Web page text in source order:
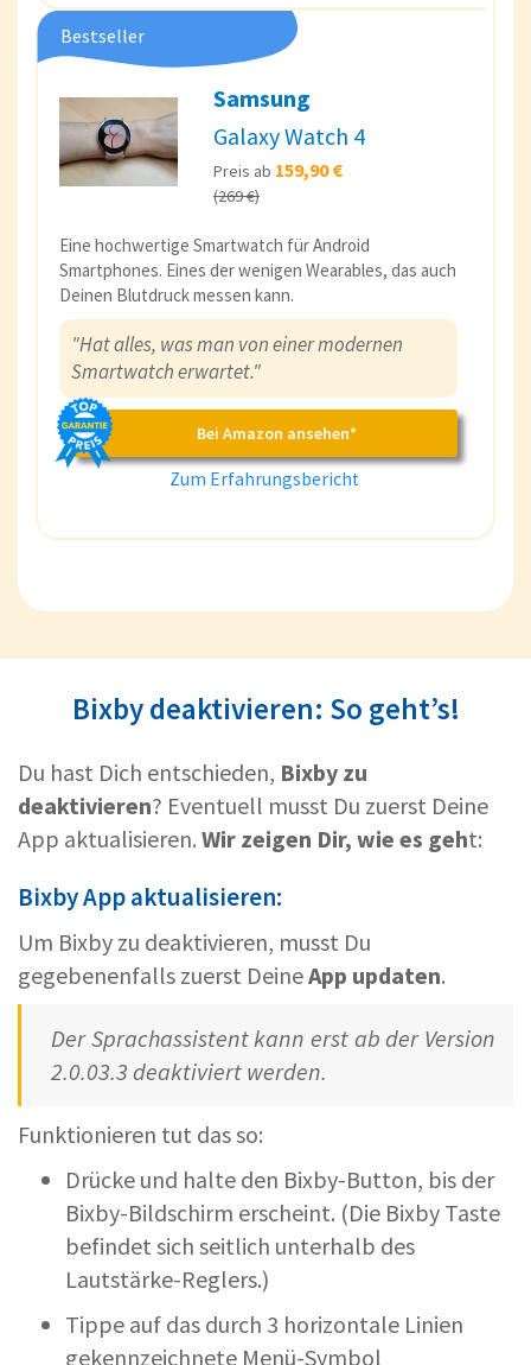
Bestseller
Samsung
Galaxy Watch 4
Preis ab 159,90 €
(269 €)
Eine hochwertige Smartwatch für Android
Smartphones. Eines der wenigen Wearables, das auch
Deinen Blutdruck messen kann.
"Hat alles, was man von einer modernen
Smartwatch erwartet."
Bei Amazon ansehen*
Zum Erfahrungsbericht
Bixby deaktivieren: So geht’s!
Du hast Dich entschieden, Bixby zu
deaktivieren? Eventuell musst Du zuerst Deine
App aktualisieren. Wir zeigen Dir, wie es geht:
Bixby App aktualisieren:
Um Bixby zu deaktivieren, musst Du
gegebenenfalls zuerst DeineApp updaten.
Der Sprachassistent kann erst ab der Version
2.0.03.3 deaktiviert werden.
Funktionieren tut das so:
Drücke und halte den Bixby-Button, bis der
Bixby-Bildschirm erscheint. (Die Bixby Taste
befindet sich seitlich unterhalb des
Lautstärke-Reglers.)
Tippe auf das durch 3 horizontale Linien
gekennzeichnete Menü-Symbol